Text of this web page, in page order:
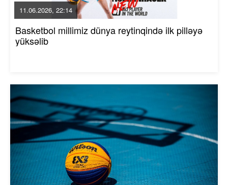
11.06.2026, 22:14
Basketbol millimiz dünya reytinqində ilk pilləyə
yüksəlib